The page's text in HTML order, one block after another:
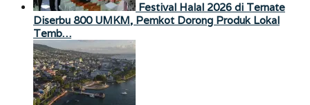
Festival Halal 2026 di Ternate
Diserbu 800 UMKM, Pemkot Dorong Produk Lokal
Temb…